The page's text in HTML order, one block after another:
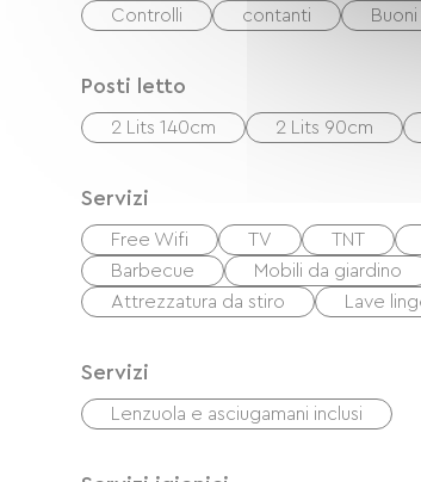
Controlli contanti
Posti letto
2 Lits 140cm 2 Lits 90cm
Servizi
Free Wifi TV TNT
Barbecue
Mobili da giardino
Attrezzatura da stiro
Lave
Servizi
Lenzuola e asciugamani inclusi